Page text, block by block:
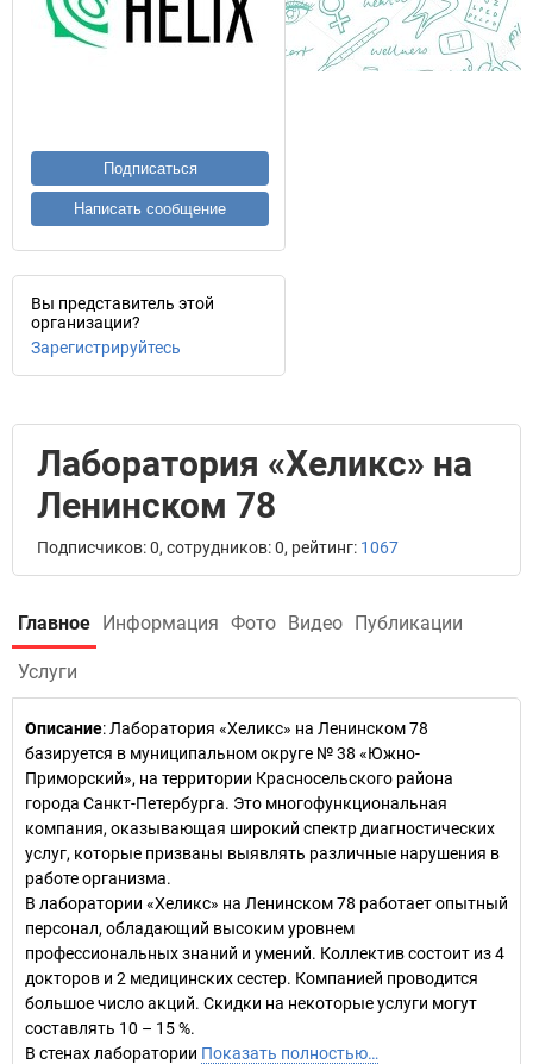
Подписаться
Написать сообщение
Вы представитель этой
организации?
Зарегистрируйтесь
Лаборатория «Хеликс» на
Ленинском 78
Подписчиков: 0, сотрудников: 0, рейтинг: 1067
Главное Информация Фото Видео Публикации
Услуги
Описание: Лаборатория «Хеликс» на Ленинском 78
базируется в муниципальном округе № 38 «Южно-
Приморский», на территории Красносельского района
города Санкт-Петербурга. Это многофункциональная
компания, оказывающая широкий спектр диагностических
услуг, которые призваны выявлять различные нарушения в
работе организма.
В лаборатории «Хеликс» на Ленинском 78 работает опытный
персонал, обладающий высоким уровнем
профессиональных знаний и умений. Коллектив состоит из 4
докторов и 2 медицинских сестер. Компанией проводится
большое число акций. Скидки на некоторые услуги могут
составлять 10 – 15 %.
В стенах лаборатории Показать полностью…